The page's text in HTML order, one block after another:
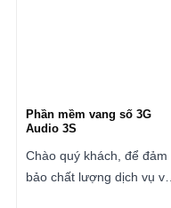
Phần mềm vang số 3G
Audio 3S
Chào quý khách, để đảm
bảo chất lượng dịch vụ và